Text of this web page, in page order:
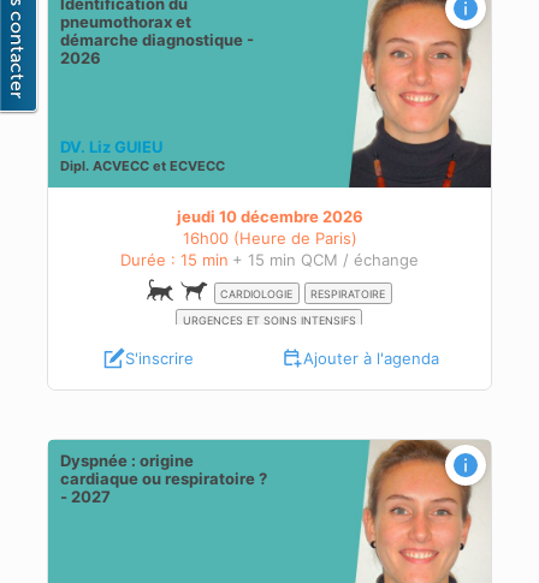
pneumothorax et
démarche diagnostique -
2026
DV. Liz GUIEU
Dipl. ACVECC et ECVECC
jeudi 10 décembre 2026
16h00 (Heure de Paris)
Durée : 15 min + 15 min QCM / échange
CARDIOLOGIE
RESPIRATOIRE
URGENCES ET SOINS INTENSIFS
S'inscrire Ajouter à l'agenda
Dyspnée : origine
cardiaque ou respiratoire ?
- 2027